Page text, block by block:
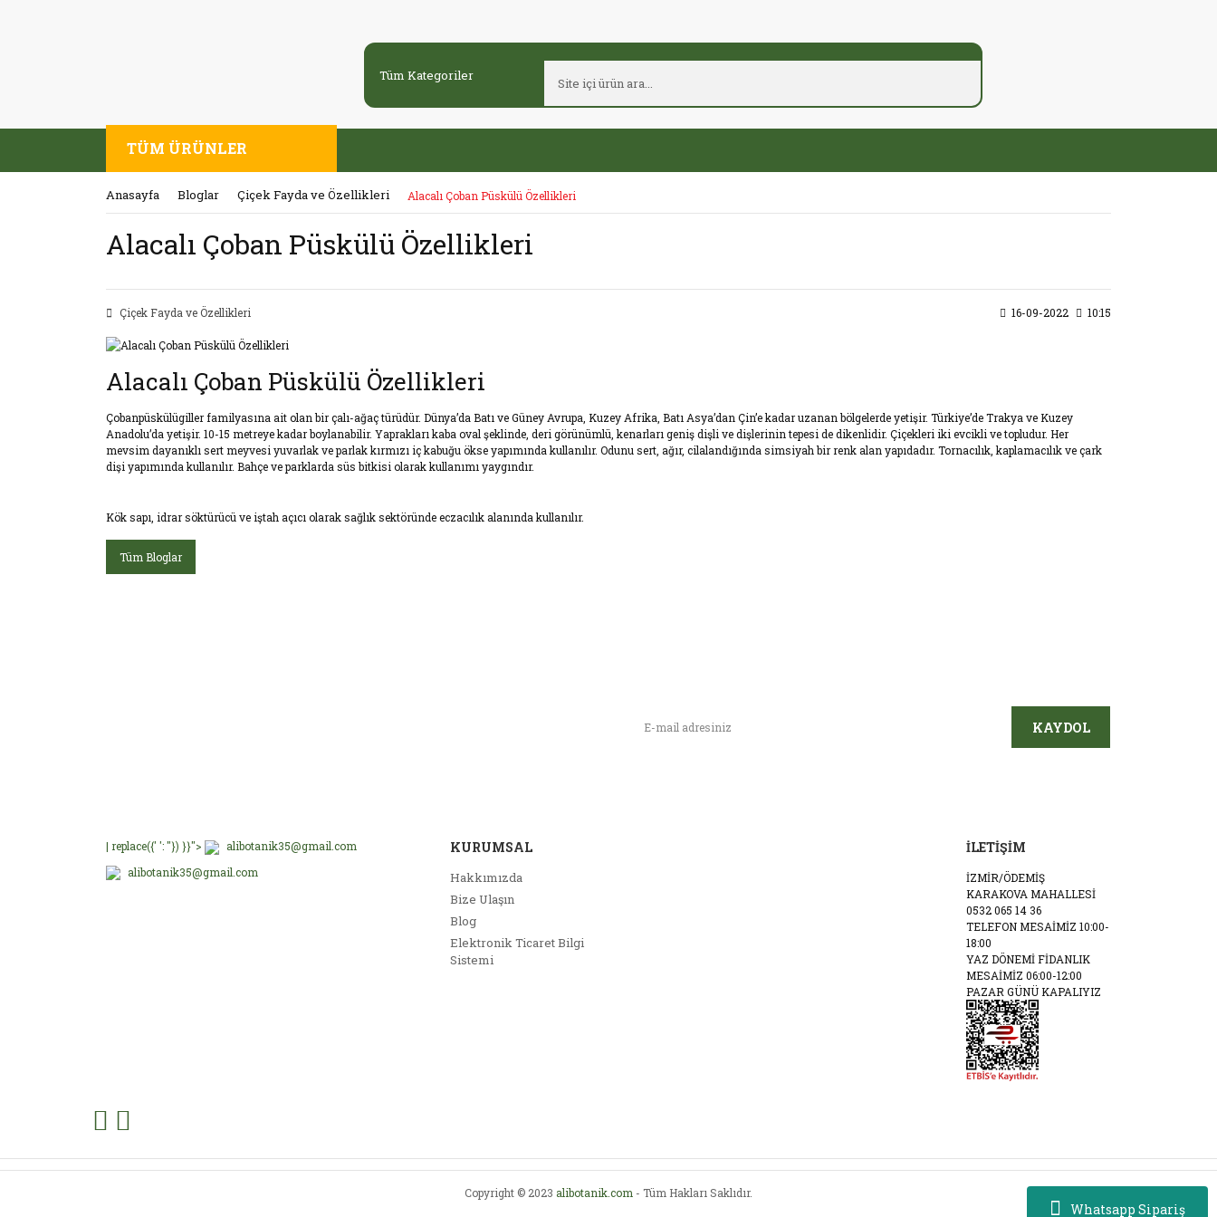
Whatsapp Sipariş
TÜM ÜRÜNLER
Anasayfa Bloglar Çiçek Fayda ve Özellikleri Alacalı Çoban Püskülü Özellikleri
Alacalı Çoban Püskülü Özellikleri
Çiçek Fayda ve Özellikleri 16-09-2022 10:15
Alacalı Çoban Püskülü Özellikleri
Çobanpüskülügiller familyasına ait olan bir çalı-ağaç türüdür. Dünya’da Batı ve Güney Avrupa, Kuzey Afrika, Batı Asya’dan Çin’e kadar uzanan bölgelerde yetişir. Türkiye’de Trakya ve Kuzey
Anadolu’da yetişir. 10-15 metreye kadar boylanabilir. Yaprakları kaba oval şeklinde, deri görünümlü, kenarları geniş dişli ve dişlerinin tepesi de dikenlidir. Çiçekleri iki evcikli ve topludur. Her
mevsim dayanıklı sert meyvesi yuvarlak ve parlak kırmızı iç kabuğu ökse yapımında kullanılır. Odunu sert, ağır, cilalandığında simsiyah bir renk alan yapıdadır. Tornacılık, kaplamacılık ve çark
dişi yapımında kullanılır. Bahçe ve parklarda süs bitkisi olarak kullanımı yaygındır.
Kök sapı, idrar söktürücü ve iştah açıcı olarak sağlık sektöründe eczacılık alanında kullanılır.
Tüm Bloglar
KAYDOL
| replace({' ': ''}) }}">
alibotanik35@gmail.com
alibotanik35@gmail.com
KURUMSAL
Hakkımızda
Bize Ulaşın
Blog
Elektronik Ticaret Bilgi
Sistemi
İLETİŞİM
İZMİR/ÖDEMİŞ
KARAKOVA MAHALLESİ
0532 065 14 36
TELEFON MESAİMİZ 10:00-
18:00
YAZ DÖNEMİ FİDANLIK
MESAİMİZ 06:00-12:00
PAZAR GÜNÜ KAPALIYIZ
Copyright © 2023 alibotanik.com - Tüm Hakları Saklıdır.